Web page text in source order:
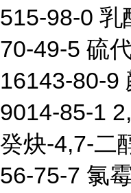
515-98-0 乳
70-49-5 硫
16143-80-9
9014-85-1
癸炔-4,7-二
56-75-7 氯